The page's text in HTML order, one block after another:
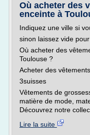
Où acheter des
enceinte à
Indiquez une ville si
sinon laissez vide
Où acheter des
Toulouse ?
Acheter des
3suisses
Vêtements de
matière de mode,
Découvrez notre
Lire la suite